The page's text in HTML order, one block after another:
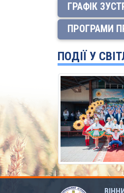
ГРАФІК
ПРОГРАМИ
ПОДІЇ У